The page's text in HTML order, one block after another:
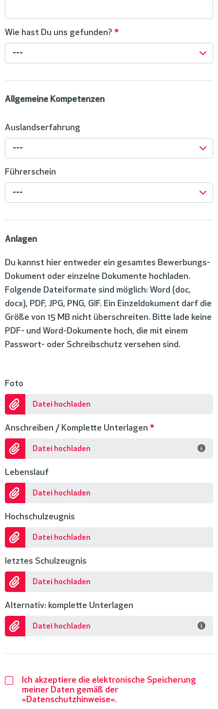
Wie hast Du uns gefunden? *
---
Allgemeine Kompetenzen
Auslandserfahrung
---
Führerschein
---
Anlagen
Du kannst hier entweder ein gesamtes Bewerbungs-
Dokument oder einzelne Dokumente hochladen.
Folgende Dateiformate sind möglich: Word (doc,
docx), PDF, JPG, PNG, GIF. Ein Einzeldokument darf die
Größe von 15 MB nicht überschreiten. Bitte lade keine
PDF- und Word-Dokumente hoch, die mit einem
Passwort- oder Schreibschutz versehen sind.
Foto
Datei hochladen
Anschreiben / Komplette Unterlagen *
Datei hochladen
Lebenslauf
Datei hochladen
Hochschulzeugnis
Datei hochladen
letztes Schulzeugnis
Datei hochladen
Alternativ: komplette Unterlagen
Datei hochladen
Ich akzeptiere die elektronische Speicherung
meiner Daten gemäß der
Datenschutzhinweise .